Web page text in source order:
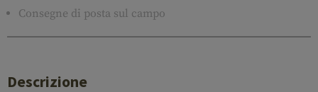
Consegne di posta sul campo
Descrizione